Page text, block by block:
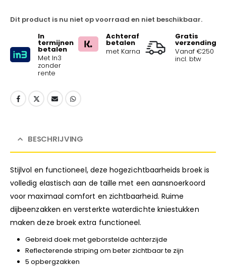
Dit product is nu niet op voorraad en niet beschikbaar.
In
termijnen
betalen
Met In3
zonder
rente
Achteraf
betalen
met Karna
Gratis
verzending
Vanaf €250
incl. btw
BESCHRIJVING
Stijlvol en functioneel, deze hogezichtbaarheids broek is
volledig elastisch aan de taille met een aansnoerkoord
voor maximaal comfort en zichtbaarheid. Ruime
dijbeenzakken en versterkte waterdichte kniestukken
maken deze broek extra functioneel.
Gebreid doek met geborstelde achterzijde
Reflecterende striping om beter zichtbaar te zijn
5 opbergzakken